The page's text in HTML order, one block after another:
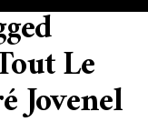
Le
Jovenel